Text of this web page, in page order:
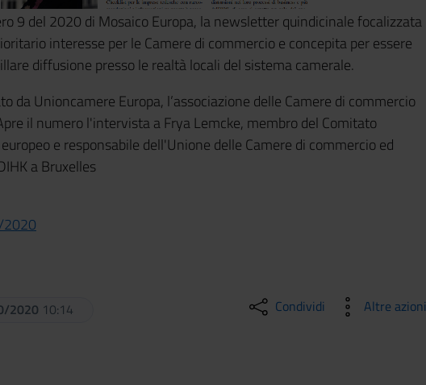
9 del 2020 di Mosaico Europa, la newsletter quindicinale focalizzata
interesse per le Camere di commercio e concepita per essere
diffusione presso le realtà locali del sistema camerale.
da Unioncamere Europa, l’associazione delle Camere di commercio
il numero l'intervista a Frya Lemcke, membro del Comitato
e responsabile dell'Unione delle Camere di commercio ed
a Bruxelles
2020
2020 10:14 Condividi Altre azioni